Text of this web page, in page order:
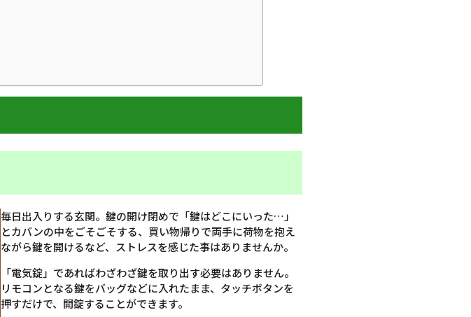
毎日出入りする玄関。鍵の開け閉めで「鍵はどこにいった…」
とカバンの中をごそごそする、買い物帰りで両手に荷物を抱え
ながら鍵を開けるなど、ストレスを感じた事はありませんか。
「電気錠」であればわざわざ鍵を取り出す必要はありません。
リモコンとなる鍵をバッグなどに入れたまま、タッチボタンを
押すだけで、開錠することができます。